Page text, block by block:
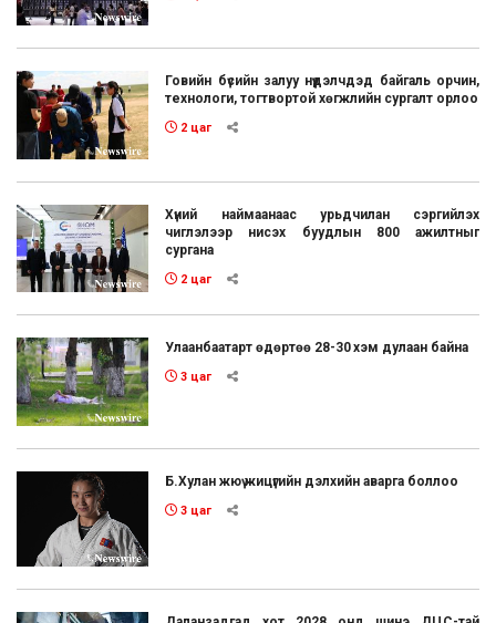
Говийн бүсийн залуу нүүдэлчдэд байгаль орчин,
технологи, тогтвортой хөгжлийн сургалт орлоо
2 цаг
Хүний наймаанаас урьдчилан сэргийлэх
чиглэлээр нисэх буудлын 800 ажилтныг
сургана
2 цаг
Улаанбаатарт өдөртөө 28-30 хэм дулаан байна
3 цаг
Б.Хулан жюү жицүгийн дэлхийн аварга боллоо
3 цаг